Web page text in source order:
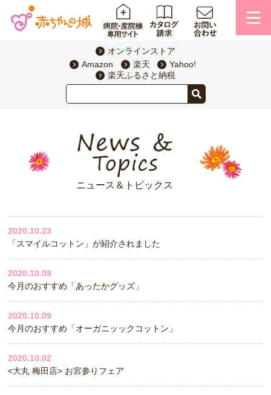
オンラインストア
Amazon
楽天
Yahoo!
楽天ふるさと納税
ニュース＆トピックス
2020.10.23
「スマイルコットン」が紹介されました
2020.10.09
今月のおすすめ「あったかグッズ」
2020.10.09
今月のおすすめ「オーガニッックコットン」
2020.10.02
<大丸 梅田店> お宮参りフェア